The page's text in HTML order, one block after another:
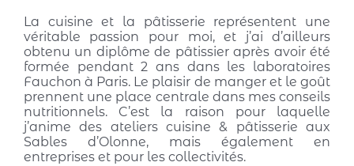
La cuisine et la pâtisserie représentent une
véritable passion pour moi, et j’ai d’ailleurs
obtenu un diplôme de pâtissier après avoir été
formée pendant 2 ans dans les laboratoires
Fauchon à Paris. Le plaisir de manger et le goût
prennent une place centrale dans mes conseils
nutritionnels. C’est la raison pour laquelle
j’anime des ateliers cuisine & pâtisserie aux
Sables d’Olonne, mais également en
entreprises et pour les collectivités.